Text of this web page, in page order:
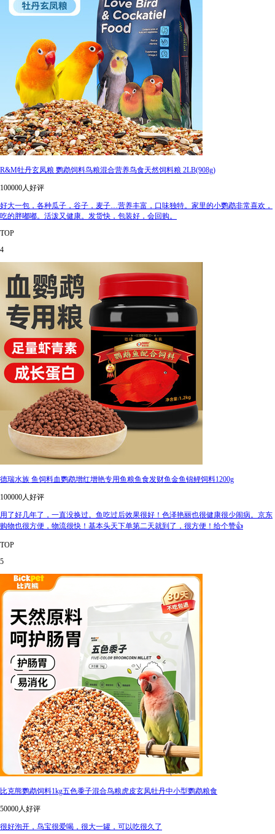
R&M牡丹玄凤粮 鹦鹉饲料鸟粮混合营养鸟食天然饲料粮 2LB(908g)
100000人好评
好大一包，各种瓜子，谷子，麦子…营养丰富，口味独特。家里的小鹦鹉非常喜欢，
吃的胖嘟嘟。活泼又健康。发货快，包装好，会回购。
TOP
4
德瑞水族 鱼饲料血鹦鹉增红增艳专用鱼粮鱼食发财鱼金鱼锦鲤饲料1200g
100000人好评
用了好几年了，一直没换过。鱼吃过后效果很好！色泽艳丽也很健康很少闹病。京东
购物也很方便，物流很快！基本头天下单第二天就到了，很方便！给个赞👍
TOP
5
比克熊鹦鹉饲料1kg五色黍子混合鸟粮虎皮玄凤牡丹中小型鹦鹉粮食
50000人好评
很好泡开，鸟宝很爱喝，很大一罐，可以吃很久了